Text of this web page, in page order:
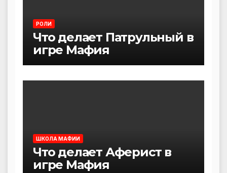
РОЛИ
Что делает Патрульный в
игре Мафия
ШКОЛА МАФИИ
Что делает Аферист в
игре Мафия